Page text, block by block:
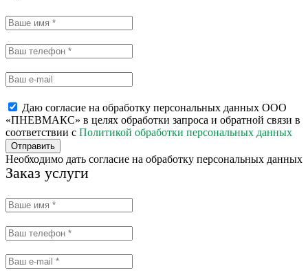
Даю согласие на обработку персональных данных ООО
«ПНЕВМАКС» в целях обработки запроса и обратной связи в
соответствии с Политикой обработки персональных данных
Отправить
Необходимо дать согласие на обработку персональных данных
Заказ услуги